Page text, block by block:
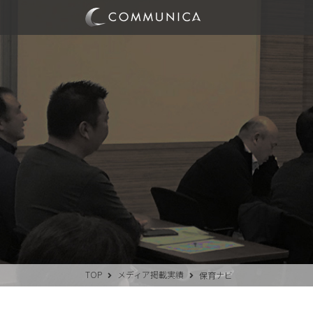
TOP メディア掲載実績 保育ナビ